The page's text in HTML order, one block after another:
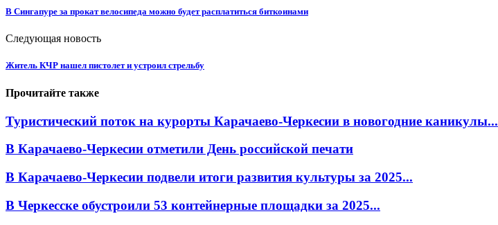
В Сингапуре за прокат велосипеда можно будет расплатиться биткоинами
Следующая новость
Житель КЧР нашел пистолет и устроил стрельбу
Прочитайте также
Туристический поток на курорты Карачаево-Черкесии в новогодние каникулы...
В Карачаево-Черкесии отметили День российской печати
В Карачаево-Черкесии подвели итоги развития культуры за 2025...
В Черкесске обустроили 53 контейнерные площадки за 2025...